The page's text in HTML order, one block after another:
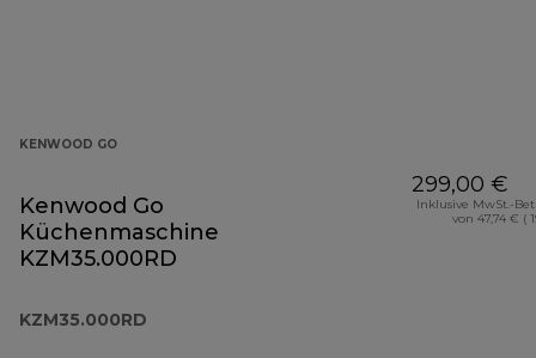
KENWOOD GO
Kenwood Go
Küchenmaschine
KZM35.000RD
KZM35.000RD
299,00 €
Inklusive MwSt.-
von 47,74 € (